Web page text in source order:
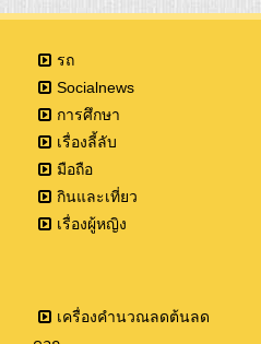
รถ
Socialnews
การศึกษา
เรื่องลี้ลับ
มือถือ
กินและเที่ยว
เรื่องผู้หญิง
เครื่องคำนวณลดต้นลด